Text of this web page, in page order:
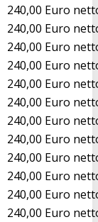
240,00 Euro
240,00 Euro
240,00 Euro
240,00 Euro
240,00 Euro
240,00 Euro
240,00 Euro
240,00 Euro
240,00 Euro
240,00 Euro
240,00 Euro
240,00 Euro